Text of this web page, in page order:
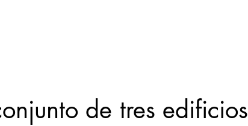
de tres edificios